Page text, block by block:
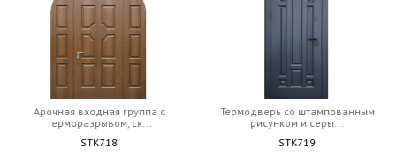
Арочная входная группа с
терморазрывом, ск...
STK718
Термодверь со штампованным
рисунком и серы...
STK719